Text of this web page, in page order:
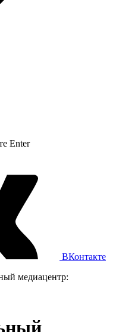
Enter
ВКонтакте
медиацентр: